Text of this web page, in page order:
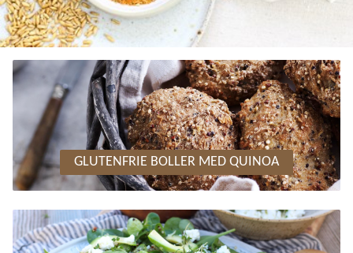
GLUTENFRIE BOLLER MED QUINOA